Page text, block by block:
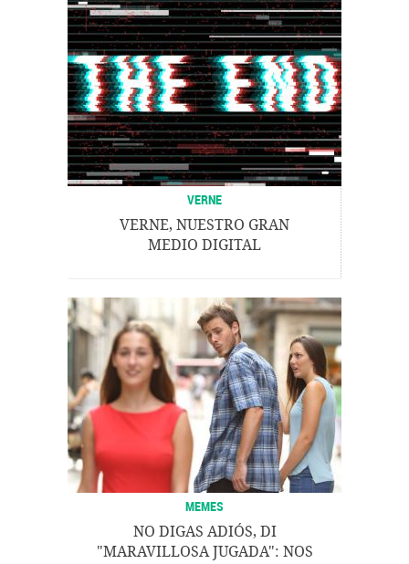
VERNE
VERNE, NUESTRO GRAN
MEDIO DIGITAL
MEMES
NO DIGAS ADIÓS, DI
"MARAVILLOSA JUGADA": NOS